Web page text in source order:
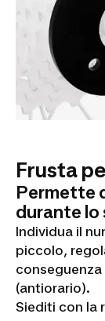
Frusta
Permette
durante
Individua il
piccolo,
(antiorario).
Siediti con la